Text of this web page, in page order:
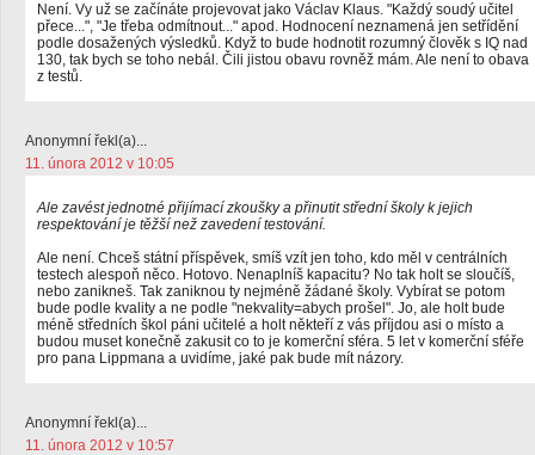
Není. Vy už se začínáte projevovat jako Václav Klaus. "Každý soudý učitel
přece...", "Je třeba odmítnout..." apod. Hodnocení neznamená jen setřídění
podle dosažených výsledků. Když to bude hodnotit rozumný člověk s IQ nad
130, tak bych se toho nebál. Čili jistou obavu rovněž mám. Ale není to obava
z testů.
Anonymní řekl(a)...
11. února 2012 v 10:05
Ale zavést jednotné přijímací zkoušky a přinutit střední školy k jejich
respektování je těžší než zavedení testování.
Ale není. Chceš státní příspěvek, smíš vzít jen toho, kdo měl v centrálních
testech alespoň něco. Hotovo. Nenaplníš kapacitu? No tak holt se sloučíš,
nebo zanikneš. Tak zaniknou ty nejméně žádané školy. Vybírat se potom
bude podle kvality a ne podle "nekvality=abych prošel". Jo, ale holt bude
méně středních škol páni učitelé a holt někteří z vás příjdou asi o místo a
budou muset konečně zakusit co to je komerční sféra. 5 let v komerční sféře
pro pana Lippmana a uvidíme, jaké pak bude mít názory.
Anonymní řekl(a)...
11. února 2012 v 10:57